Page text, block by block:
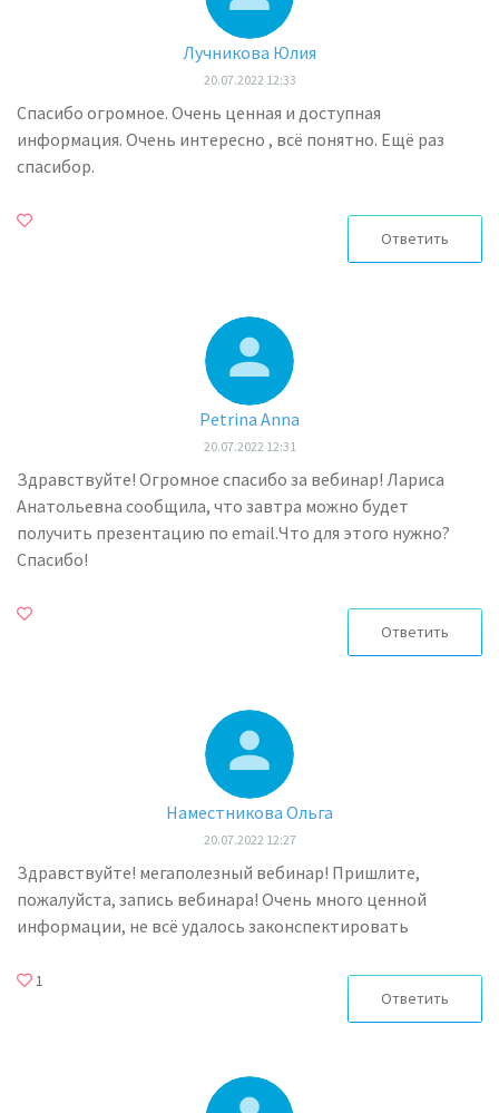
Лучникова Юлия
20.07.2022 12:33
Спасибо огромное. Очень ценная и доступная
информация. Очень интересно , всё понятно. Ещё раз
спасибор.
Ответить
Petrina Anna
20.07.2022 12:31
Здравствуйте! Огромное спасибо за вебинар! Лариса
Анатольевна сообщила, что завтра можно будет
получить презентацию по email.Что для этого нужно?
Спасибо!
Ответить
Наместникова Ольга
20.07.2022 12:27
Здравствуйте! мегаполезный вебинар! Пришлите,
пожалуйста, запись вебинара! Очень много ценной
информации, не всё удалось законспектировать
1
Ответить